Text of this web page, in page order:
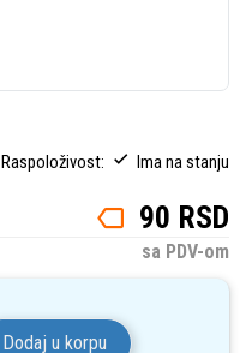
Raspoloživost: Ima na stanju
90 RSD
sa PDV-om
Dodaj u korpu